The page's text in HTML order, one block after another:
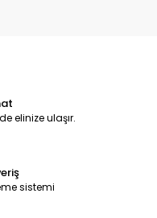
elinize ulaşır.
sistemi